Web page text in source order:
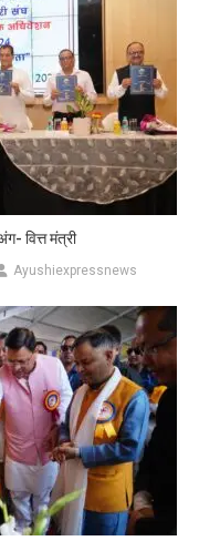
वित्त मंत्री
Ayushiexpressnews